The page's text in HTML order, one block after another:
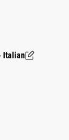
Italian